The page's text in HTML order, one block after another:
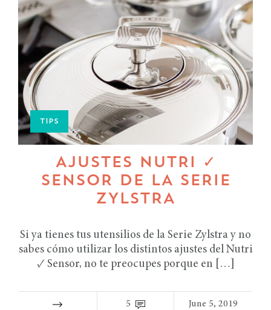
TIPS
AJUSTES NUTRI ✓
SENSOR DE LA SERIE
ZYLSTRA
Si ya tienes tus utensilios de la Serie Zylstra y no
sabes cómo utilizar los distintos ajustes del Nutri
✓ Sensor, no te preocupes porque en […]
5 June 5, 2019